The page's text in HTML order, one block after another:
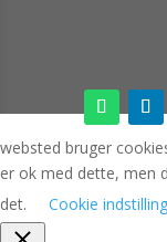
websted bruger
er ok med dette, men
det.
Cookie